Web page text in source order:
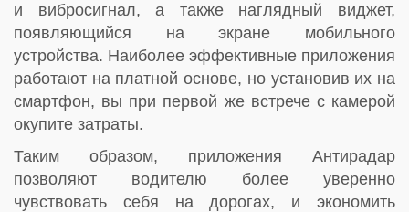
и вибросигнал, а также наглядный виджет,
появляющийся на экране мобильного
устройства. Наиболее эффективные приложения
работают на платной основе, но установив их на
смартфон, вы при первой же встрече с камерой
окупите затраты.
Таким образом, приложения Антирадар
позволяют водителю более уверенно
чувствовать себя на дорогах, и экономить